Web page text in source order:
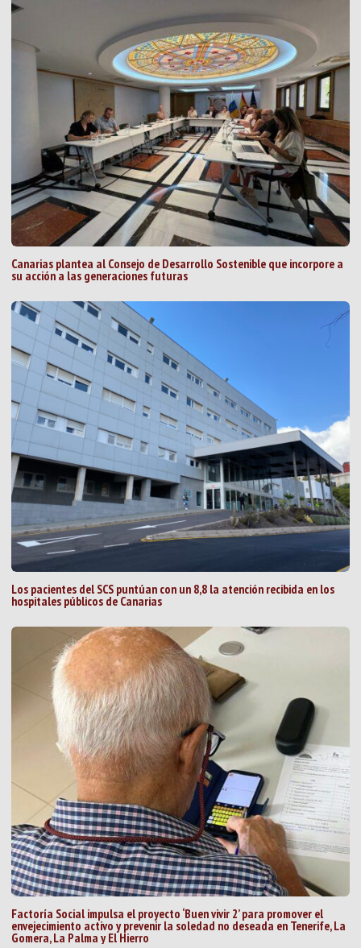
Canarias plantea al Consejo de Desarrollo Sostenible que incorpore a
su acción a las generaciones futuras
Los pacientes del SCS puntúan con un 8,8 la atención recibida en los
hospitales públicos de Canarias
Factoría Social impulsa el proyecto ‘Buen vivir 2’ para promover el
envejecimiento activo y prevenir la soledad no deseada en Tenerife, La
Gomera, La Palma y El Hierro